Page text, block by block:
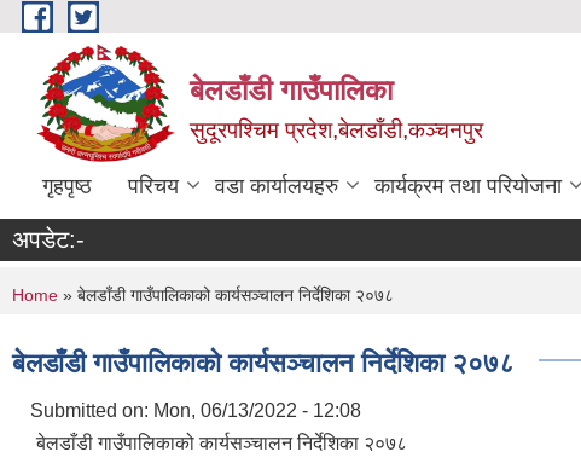
Skip to main content
बेलडाँडी गाउँपालिका
सुदूरपश्चिम प्रदेश,बेलडाँडी,कञ्चनपुर
गृहपृष्ठ परिचय वडा कार्यालयहरु कार्यक्रम तथा परियोजना
अपडेट:-
You are here
Home » बेलडाँडी गाउँपालिकाको कार्यसञ्चालन निर्देशिका २०७८
बेलडाँडी गाउँपालिकाको कार्यसञ्चालन निर्देशिका २०७८
Submitted on: Mon, 06/13/2022 - 12:08
बेलडाँडी गाउँपालिकाको कार्यसञ्चालन निर्देशिका २०७८